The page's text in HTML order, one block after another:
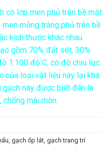
có lớp men phủ trên bề mặt
mỏng tráng phủ trên bề
kích thước khác nhau.
gồm 70% đất sét, 30%
1.100 độ C; có độ chịu lực
của loại vật liệu này lại khá
gạch này được biết đến là
mài mòn.
, gạch ốp lát, gạch trang trí